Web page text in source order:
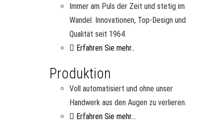
Immer am Puls der Zeit und stetig im
Wandel. Innovationen, Top-Design und
Qualität seit 1964.
Erfahren Sie mehr..
Produktion
Voll automatisiert und ohne unser
Handwerk aus den Augen zu verlieren.
Erfahren Sie mehr...